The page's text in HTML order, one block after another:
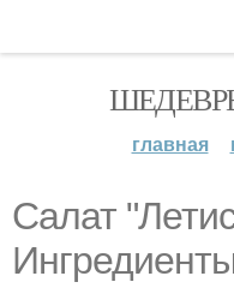
главная
Салат